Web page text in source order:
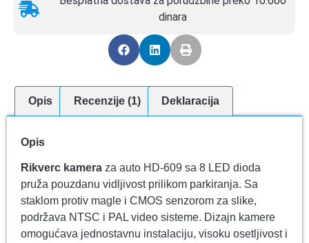
dinara
Opis Recenzije (1) Deklaracija
Opis
Rikverc kamera za auto HD-609 sa 8 LED dioda
pruža pouzdanu vidljivost prilikom parkiranja. Sa
staklom protiv magle i CMOS senzorom za slike,
podržava NTSC i PAL video sisteme. Dizajn kamere
omogućava jednostavnu instalaciju, visoku osetljivost i